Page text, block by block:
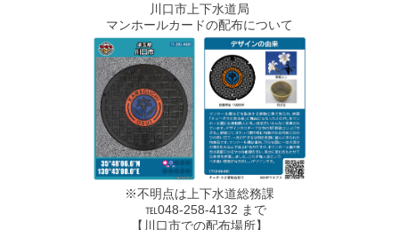
川口市上下水道局
マンホールカードの配布について
※不明点は上下水道総務課
℡048-258-4132 まで
【川口市での配布場所】